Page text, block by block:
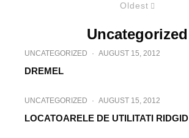
Oldest
Uncategorized
UNCATEGORIZED · AUGUST 15, 2012
DREMEL
UNCATEGORIZED · AUGUST 15, 2012
LOCATOARELE DE UTILITATI RIDGID